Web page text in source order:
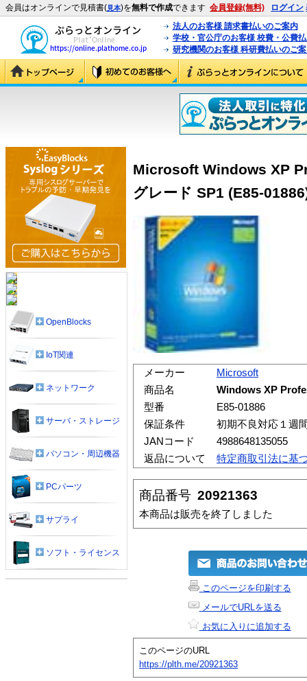
会員はオンラインで見積書(見本)を無料で作成できます 会員登録(無料) ログイン
法人のお客様 請求書払いのご案内
学校・官公庁のお客様 校費・公費
研究機関のお客様 科研費払いのご
Microsoft Windows XP
グレード SP1 (E85-
メーカー
Microsoft
商品名
Windows XP
型番
E85-01886
保証条件
初期不良対応１週
JANコード
4988648135055
返品について
特定商取引法に基
商品番号 20921363
本商品は販売を終了しました
このページを印刷する
メールでURLを送る
お気に入りに追加する
このページのURL
https://plth.me/20921363
OpenBlocks
IoT関連
ネットワーク
サーバ・ストレージ
パソコン・周辺機器
PCパーツ
サプライ
ソフト・ライセンス